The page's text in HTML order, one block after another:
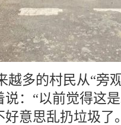
越多的村民从“旁
：“以前觉得这
意思乱扔垃圾了